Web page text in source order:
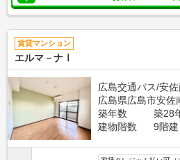
賃貸マンション
エルマ－ナⅠ
広島交通バス/安
広島県広島市安佐
築年数
築28
建物階数
9階建